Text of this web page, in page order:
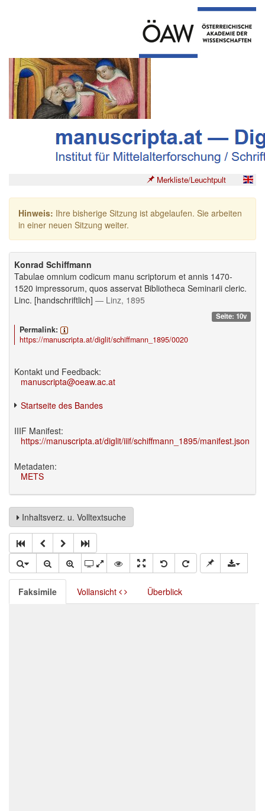
Merkliste/Leuchtpult
Hinweis: Ihre bisherige Sitzung ist abgelaufen. Sie arbeiten
in einer neuen Sitzung weiter.
Konrad Schiffmann
Tabulae omnium codicum manu scriptorum et annis 1470-
1520 impressorum, quos asservat Bibliotheca Seminarii cleric.
Linc. [handschriftlich] — Linz, 1895
Seite: 10v
Permalink:
https://manuscripta.at/diglit/schiffmann_1895/0020
Kontakt und Feedback:
manuscripta@oeaw.ac.at
Startseite des Bandes
IIIF Manifest:
https://manuscripta.at/diglit/iiif/schiffmann_1895/manifest.json
Metadaten:
METS
Inhaltsverz. u. Volltextsuche
Faksimile Vollansicht Überblick